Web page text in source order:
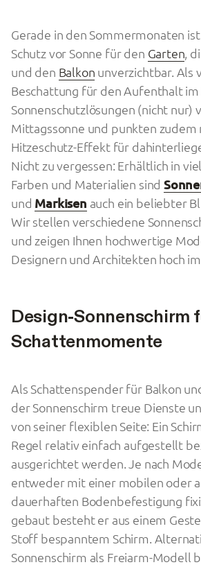
Gerade in den Sommermonaten
Schutz vor Sonne für den Garten,
und den Balkon unverzichtbar. Als
Beschattung für den Aufenthalt im
Sonnenschutzlösungen (nicht nur)
Mittagssonne und punkten zudem
Hitzeschutz-Effekt für
Nicht zu vergessen: Erhältlich in
Farben und Materialien sind
und Markisen auch ein beliebter
Wir stellen verschiedene
und zeigen Ihnen hochwertige
Designern und Architekten hoch
Design-Sonnenschirm
Schattenmomente
Als Schattenspender für Balkon
der Sonnenschirm treue Dienste
von seiner flexiblen Seite: Ein
Regel relativ einfach aufgestellt
ausgerichtet werden. Je nach
entweder mit einer mobilen oder
dauerhaften Bodenbefestigung
gebaut besteht er aus einem
Stoff bespanntem Schirm.
Sonnenschirm als Freiarm-Modell